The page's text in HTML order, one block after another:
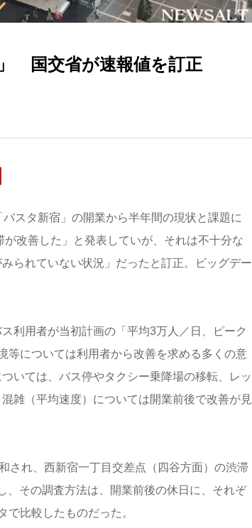
国交省が速報値を訂正
スタ新宿」の開業から半年間の現状と課題に
改善した」と発表していが、それは不十分な
られていない状況」だったと訂正。ビッグデー
利用者が当初計画の「平均3万人／日、ピーク
等については利用者から改善を求める多くの意
いては、バス停やタクシー乗降場の移転、レッ
雑（平均速度）については開業前後で改善が見
され、西新宿一丁目交差点（四谷方面）の渋滞
、その調査方法は、開業前後の休日に、それぞ
比較したものだった。